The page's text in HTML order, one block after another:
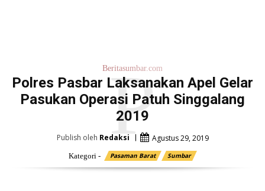
Beritasumbar.com
Polres Pasbar Laksanakan Apel Gelar
Pasukan Operasi Patuh Singgalang
2019
P
Publish oleh Redaksi Agustus 29, 2019
Kategori - Pasaman Barat Sumbar